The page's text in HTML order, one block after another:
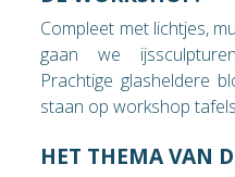
Compleet met lichtjes,
gaan we
Prachtige glasheldere
staan op workshop
HET THEMA VAN